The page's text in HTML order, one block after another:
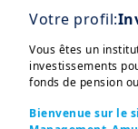
Votre profil:
Vous êtes un
investissements
fonds de pension
Bienvenue sur le